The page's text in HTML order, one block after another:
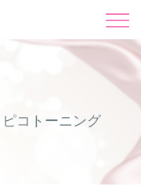
コトーニング